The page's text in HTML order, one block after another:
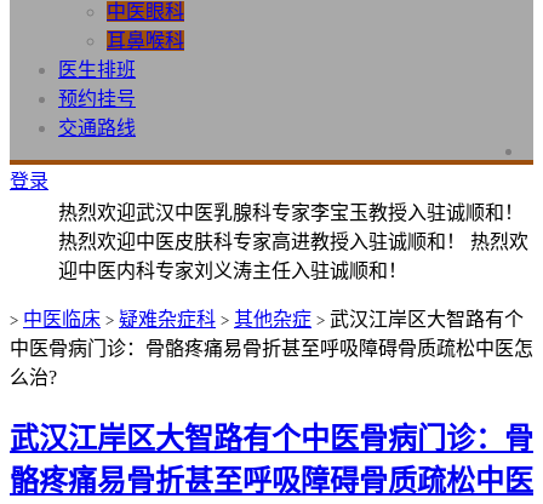
中医眼科
耳鼻喉科
医生排班
预约挂号
交通路线
登录
热烈欢迎武汉中医乳腺科专家李宝玉教授入驻诚顺和！
热烈欢迎中医皮肤科专家高进教授入驻诚顺和！ 热烈欢
迎中医内科专家刘义涛主任入驻诚顺和！
> 中医临床 > 疑难杂症科 > 其他杂症 > 武汉江岸区大智路有个
中医骨病门诊：骨骼疼痛易骨折甚至呼吸障碍骨质疏松中医怎
么治?
武汉江岸区大智路有个中医骨病门诊：骨
骼疼痛易骨折甚至呼吸障碍骨质疏松中医